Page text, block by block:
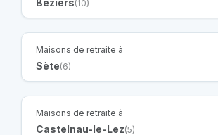
Béziers(10)
Maisons de retraite à
Sète(6)
Maisons de retraite à
Castelnau-le-Lez(5)